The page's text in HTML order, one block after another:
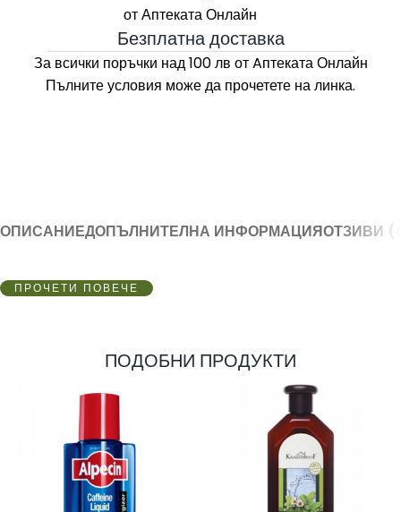
Безплатна доставка
За всички поръчки над 100 лв от Aптеката Онлайн
Пълните условия може да прочетете на линка.
ОПИСАНИЕДОПЪЛНИТЕЛНА ИНФОРМАЦИЯОТЗИВИ
ПРОЧЕТИ ПОВЕЧЕ
ПОДОБНИ ПРОДУКТИ